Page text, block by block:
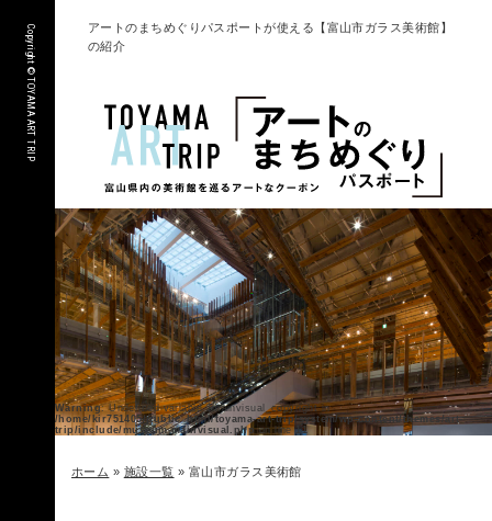
アートのまちめぐりパスポートが使える【富山市ガラス美術館】
の紹介
Warning: Undefined variable $mainvisual_copyright in
/home/kir751405/public_html/toyama-art-trip/system/wp-content/themes/art-
trip/include/museum-mainvisual.phpon line11
ホーム » 施設一覧 » 富山市ガラス美術館
Copyright © TOYAMA ART TRIP